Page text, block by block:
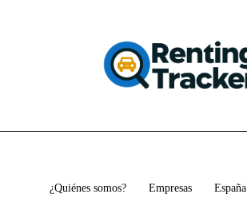
¿Quiénes somos? Empresas España